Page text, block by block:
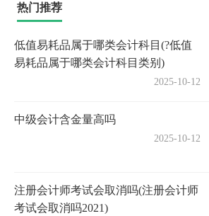
热门推荐
低值易耗品属于哪类会计科目(?低值
易耗品属于哪类会计科目类别)
2025-10-12
中级会计含金量高吗
2025-10-12
注册会计师考试会取消吗(注册会计师
考试会取消吗2021)